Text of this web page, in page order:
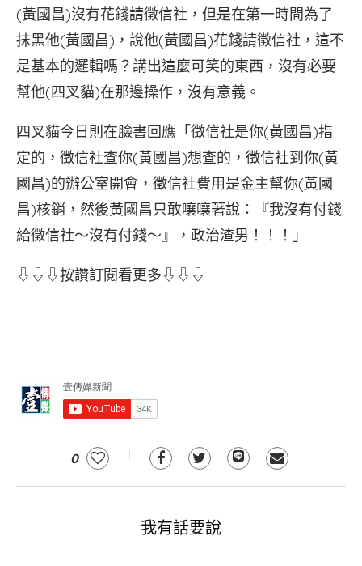
(黃國昌)沒有花錢請徵信社，但是在第一時間為了
抹黑他(黃國昌)，說他(黃國昌)花錢請徵信社，這不
是基本的邏輯嗎？講出這麼可笑的東西，沒有必要
幫他(四叉貓)在那邊操作，沒有意義。
四叉貓今日則在臉書回應「徵信社是你(黃國昌)指
定的，徵信社查你(黃國昌)想查的，徵信社到你(黃
國昌)的辦公室開會，徵信社費用是金主幫你(黃國
昌)核銷，然後黃國昌只敢嚷嚷著說：『我沒有付錢
給徵信社～沒有付錢～』，政治渣男！！！」
⇩⇩⇩按讚訂閱看更多⇩⇩⇩
0
我有話要說